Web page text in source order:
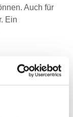
Auch für
Ein